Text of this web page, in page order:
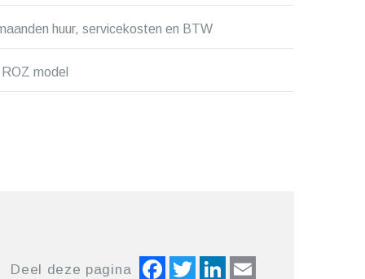
huur, servicekosten en BTW
model
Deel deze pagina FacebookTwitterLinkedIn